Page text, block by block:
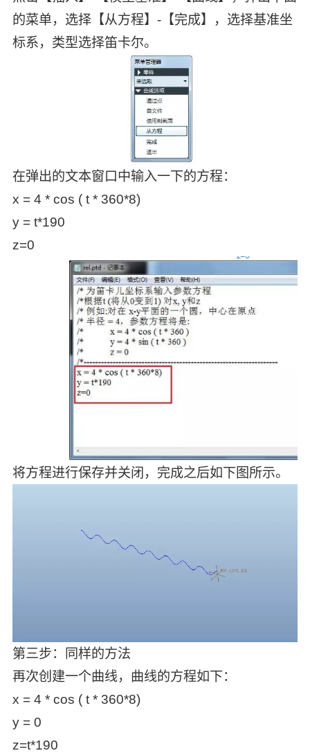
的菜单，选择【从方程】-【完成】，选择基准坐
标系，类型选择笛卡尔。
在弹出的文本窗口中输入一下的方程：
x = 4 * cos ( t * 360*8)
y = t*190
z=0
将方程进行保存并关闭，完成之后如下图所示。
第三步：同样的方法
再次创建一个曲线，曲线的方程如下：
x = 4 * cos ( t * 360*8)
y = 0
z=t*190